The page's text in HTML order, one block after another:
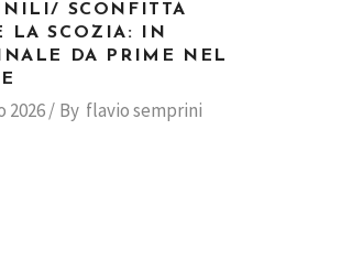
SCONFITTA
LA SCOZIA: IN
DA PRIME NEL
2026 By flavio semprini